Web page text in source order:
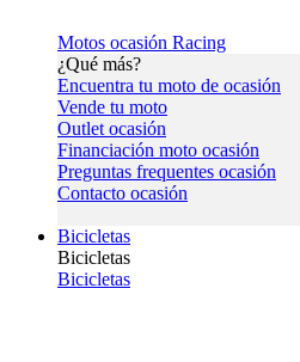
Motos ocasión Racing
¿Qué más?
Encuentra tu moto de ocasión
Vende tu moto
Outlet ocasión
Financiación moto ocasión
Preguntas frequentes ocasión
Contacto ocasión
Bicicletas
Bicicletas
Bicicletas